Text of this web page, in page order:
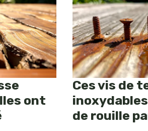
ont
Ces vis de
de rouille